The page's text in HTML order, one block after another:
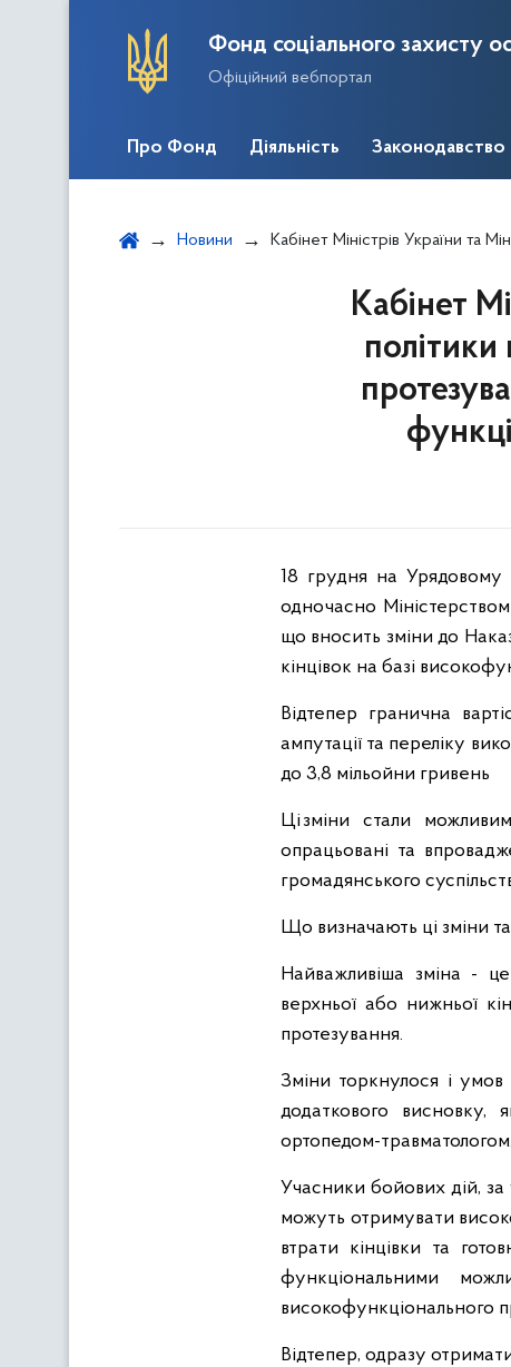
Фонд соціального захисту
Офіційний вебпортал
Про Фонд Діяльність Законодавство
Новини Кабінет Міністрів України та Міністерство соціальної політики
Кабінет
18 грудня на Урядовому
одночасно
що вносить зміни до
кінцівок на базі
Відтепер гранична
ампутації та переліку
до 3,8 мільойни гривень
Ці зміни стали
опрацьовані та
громадянського
Що визначають ці зміни
Найважливіша зміна -
верхньої або нижньої
протезування.
Зміни торкнулося і
додаткового висновку,
ортопедом-травматологом.
Учасники бойових дій, за
можуть отримувати
втрати кінцівки та
функціональними
високофункціонального
Відтепер, одразу